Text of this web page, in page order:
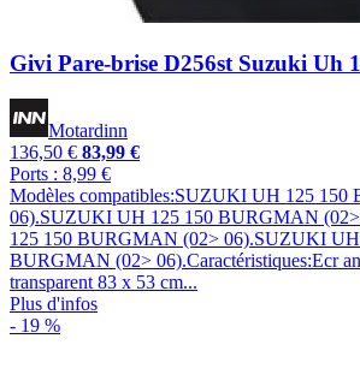
Givi Pare-brise D256st Suzuki Uh
Motardinn
136,50 € 83,99 €
Ports : 8,99 €
Modèles compatibles:SUZUKI UH 125
06).SUZUKI UH 125 150 BURGMAN
125 150 BURGMAN (02> 06).SUZUKI
BURGMAN (02> 06).Caractéristiques:Ecr
transparent 83 x 53 cm...
Plus d'infos
- 19 %